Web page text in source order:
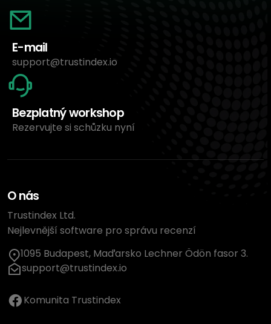
E-mail
support@trustindex.io
Bezplatný workshop
Rezervujte si schůzku nyní
O nás
Trustindex Ltd.
Nejlevnější software pro správu recenzí
1095 Budapest, Maďarsko Lechner Ödön fasor 3.
support@trustindex.io
Komunita Trustindex